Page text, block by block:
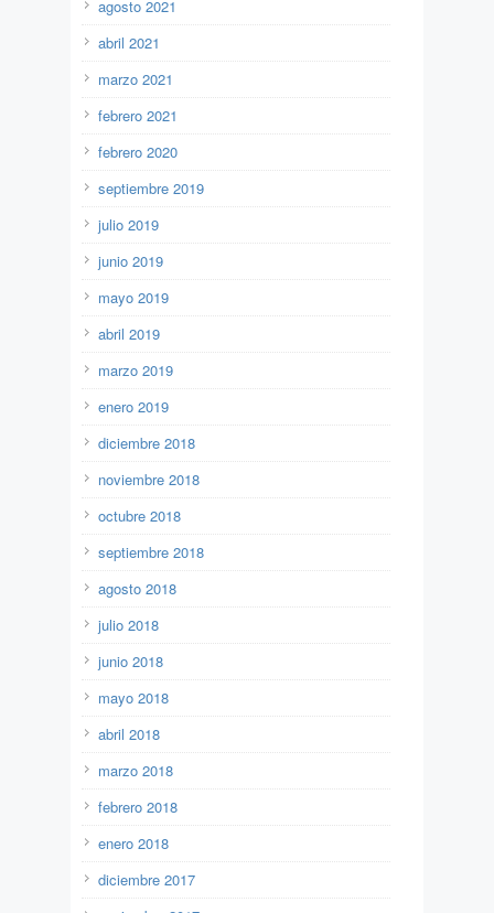
agosto 2021
abril 2021
marzo 2021
febrero 2021
febrero 2020
septiembre 2019
julio 2019
junio 2019
mayo 2019
abril 2019
marzo 2019
enero 2019
diciembre 2018
noviembre 2018
octubre 2018
septiembre 2018
agosto 2018
julio 2018
junio 2018
mayo 2018
abril 2018
marzo 2018
febrero 2018
enero 2018
diciembre 2017